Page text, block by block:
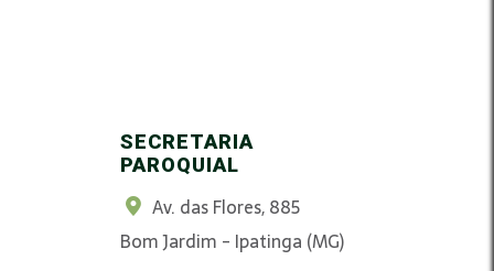
SECRETARIA
PAROQUIAL
Av. das Flores, 885
Bom Jardim - Ipatinga (MG)